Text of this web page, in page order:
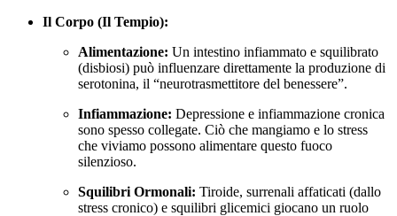
Il Corpo (Il Tempio):
Alimentazione: Un intestino infiammato e squilibrato
(disbiosi) può influenzare direttamente la produzione di
serotonina, il “neurotrasmettitore del benessere”.
Infiammazione: Depressione e infiammazione cronica
sono spesso collegate. Ciò che mangiamo e lo stress
che viviamo possono alimentare questo fuoco
silenzioso.
Squilibri Ormonali: Tiroide, surrenali affaticati (dallo
stress cronico) e squilibri glicemici giocano un ruolo